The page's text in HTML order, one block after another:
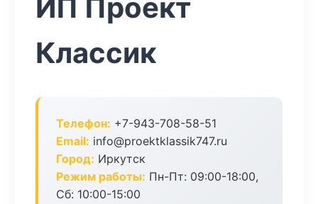
ИП Проект
Классик
Телефон: +7-943-708-58-51
Email: info@proektklassik747.ru
Город: Иркутск
Режим работы: Пн-Пт: 09:00-18:00,
Сб: 10:00-15:00